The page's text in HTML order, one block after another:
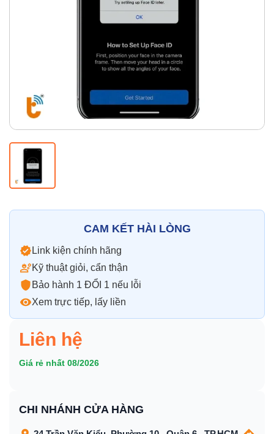
Thay pin
Pin Samsumg
Pin Realme
Vỏ iPhone Vỏ Xiaomi
CAM KẾT HÀI LÒNG
Link kiện chính hãng
Kỹ thuật giỏi, cẩn thận
Bảo hành 1 ĐỔI 1 nếu lỗi
Xem trực tiếp, lấy liền
Liên hệ
Giá rẻ nhất 08/2026
CHI NHÁNH CỬA HÀNG